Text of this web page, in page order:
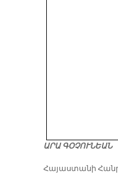
ԱՐԱ ԳՕՉՈՒՆԵԱՆ
​Հայաստանի